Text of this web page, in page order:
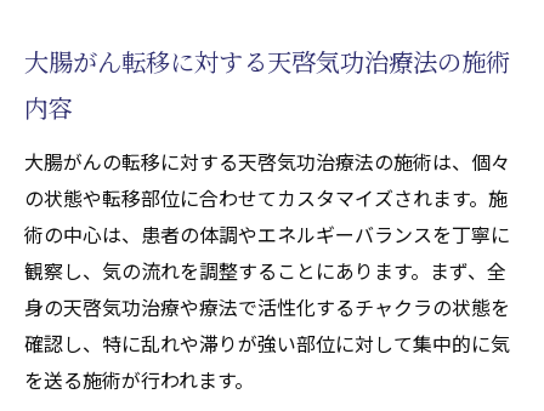
天啓気功治療や療法で活性化するチャクラ
エネルギーバランスと保険適用外治療の位
置付け
天啓気功治療や療法でのチャクラ活性を通じた
施術体験談に学ぶ
天啓気功治療法体験者が語る天啓気功治療
や療法でのチャクラ活性の実感
大腸がん転移患者の施術後の変化に注目
大腸がん転移に対する天啓気功治療法の施術
内容
大腸がんの転移に対する天啓気功治療法の施術は、個々
の状態や転移部位に合わせてカスタマイズされます。施
術の中心は、患者の体調やエネルギーバランスを丁寧に
観察し、気の流れを調整することにあります。まず、全
身の天啓気功治療や療法で活性化するチャクラの状態を
確認し、特に乱れや滞りが強い部位に対して集中的に気
を送る施術が行われます。